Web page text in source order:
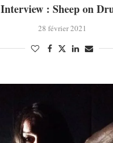
Interview : Sheep on
28 février 2021